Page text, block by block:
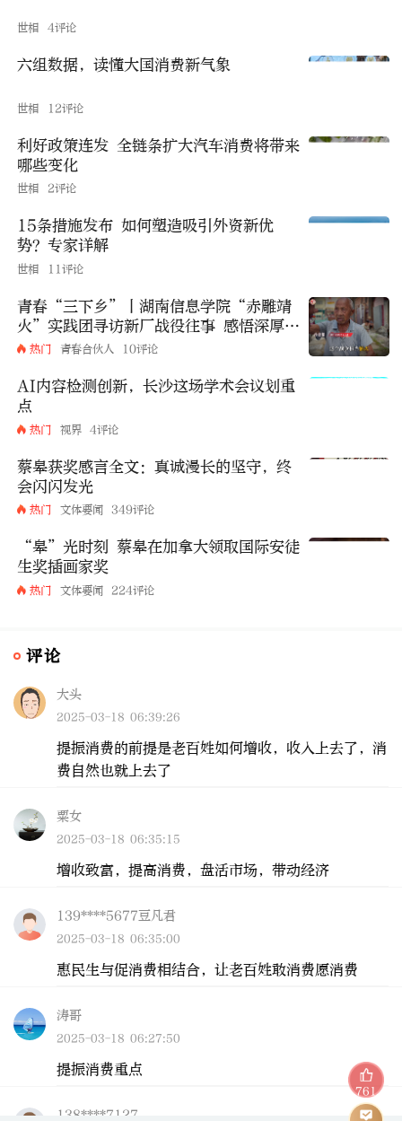
世相 4评论
六组数据，读懂大国消费新气象
世相 12评论
利好政策连发 全链条扩大汽车消费将带来
哪些变化
世相 2评论
15条措施发布 如何塑造吸引外资新优
势？专家详解
世相 11评论
青春“三下乡”丨湖南信息学院“赤雕靖
火”实践团寻访新厂战役往事 感悟深厚军
民鱼水情
热门 青春合伙人 10评论
AI内容检测创新，长沙这场学术会议划重
点
热门 视界 4评论
蔡皋获奖感言全文：真诚漫长的坚守，终
会闪闪发光
热门 文体要闻 349评论
“皋”光时刻 蔡皋在加拿大领取国际安徒
生奖插画家奖
热门 文体要闻 224评论
评论
大头
2025-03-18 06:39:26
提振消费的前提是老百姓如何增收，收入上去了，消
费自然也就上去了
粟女
2025-03-18 06:35:15
增收致富，提高消费，盘活市场，带动经济
139****5677豆凡君
2025-03-18 06:35:00
惠民生与促消费相结合，让老百姓敢消费愿消费
涛哥
2025-03-18 06:27:50
提振消费重点
138****7127
761